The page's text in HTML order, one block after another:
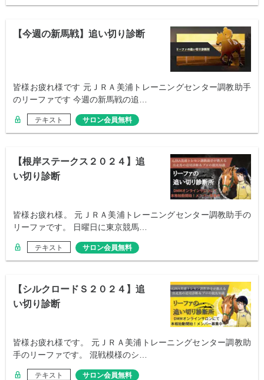
【今週の新馬戦】追い切り診断
皆様お疲れ様です 元ＪＲＡ美浦トレーニングセンター調教助手
のリーファです 今週の新馬戦の追…
テキスト サロン会員無料
【根岸ステークス２０２４】追
い切り診断
皆様お疲れ様。 元ＪＲＡ美浦トレーニングセンター調教助手の
リーファです。 日曜日に東京競馬…
テキスト サロン会員無料
【シルクロードＳ２０２４】追
い切り診断
皆様お疲れ様です。 元ＪＲＡ美浦トレーニングセンター調教助
手のリーファです。 混戦模様のシ…
テキスト サロン会員無料